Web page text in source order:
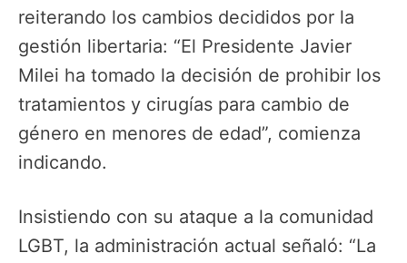
reiterando los cambios decididos por la
gestión libertaria: “El Presidente Javier
Milei ha tomado la decisión de prohibir los
tratamientos y cirugías para cambio de
género en menores de edad”, comienza
indicando.
Insistiendo con su ataque a la comunidad
LGBT, la administración actual señaló: “La